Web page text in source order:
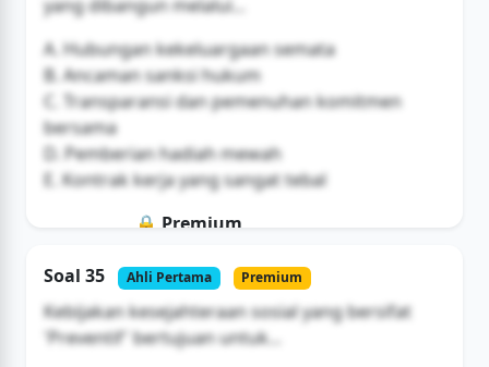
yang dibangun melalui...
A. Hubungan kekeluargaan semata
B. Ancaman sanksi hukum
C. Transparansi dan pemenuhan komitmen
bersama
D. Pemberian hadiah mewah
E. Kontrak kerja yang sangat tebal
🔒 Premium
Buka Akses
Soal 35 Ahli Pertama Premium
Kebijakan kesejahteraan sosial yang bersifat
'Preventif' bertujuan untuk...